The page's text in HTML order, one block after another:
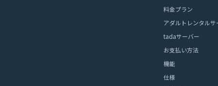
料金プラン
アダルトレンタルサ
tadaサーバー
お支払い方法
機能
仕様